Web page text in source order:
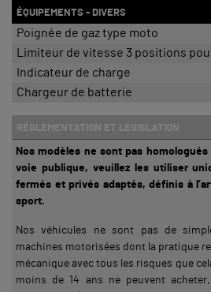
ÉQUIPEMENTS - DIVERS
Poignée de gaz type moto
Limiteur de vitesse 3 positions
Indicateur de charge
Chargeur de batterie
RÉGLEMENTATION ET LÉGISLATION
Nos modèles ne sont pas
voie publique, veuillez les utiliser
fermés et privés adaptés, définis à
sport.
Nos véhicules ne sont pas de
machines motorisées dont la pratique
mécanique avec tous les risques que
moins de 14 ans ne peuvent